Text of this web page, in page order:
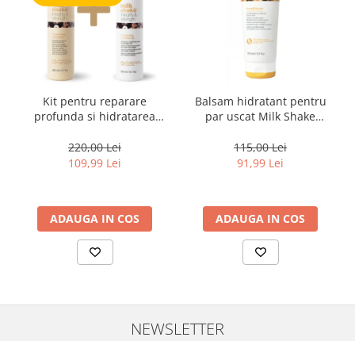
Kit pentru reparare
profunda si hidratarea
Milk Shake Integrity &
Strength Nourishing
220,00 Lei
109,99 Lei
ADAUGA IN COS
Balsam hidratant pentru
par uscat Milk Shake
115,00 Lei
91,99 Lei
ADAUGA IN COS
NEWSLETTER